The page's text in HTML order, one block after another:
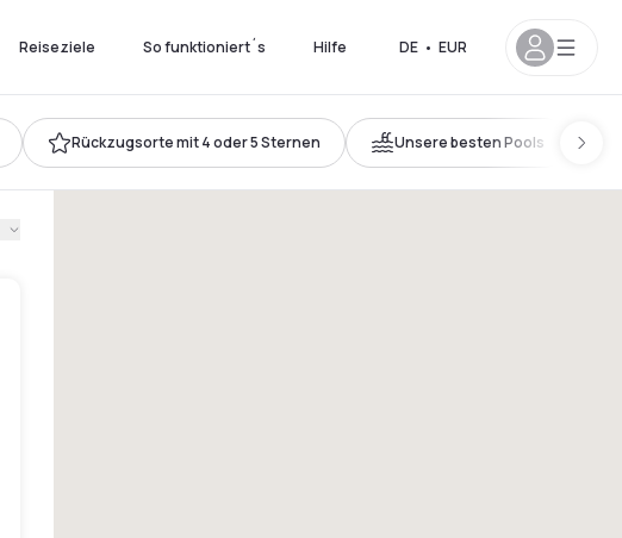
Reiseziele So funktioniert´s Hilfe DE • EUR
Rückzugsorte mit 4 oder 5 Sternen Unsere besten Pools